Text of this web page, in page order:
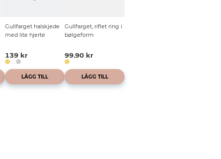
Gullfarget halskjede
med lite hjerte
139 kr
LÄGG TILL
Gullfarget, riflet ring i
bølgeform
99.90 kr
LÄGG TILL